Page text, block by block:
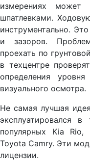
измерениях может
шпатлевками.
инструментально.
и зазоров.
проехать по
в техцентре
определения
визуального осмотра.
Не самая лучшая
эксплуатировался
популярных Kia Rio,
Toyota Camry. Эти
лицензии.